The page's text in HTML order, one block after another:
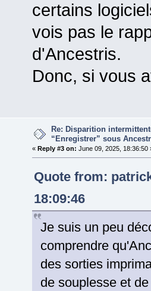
certains
vois pas le
d'Ancestris.
Donc, si vous
Re: Disparition
“Enregistrer” sous
« Reply #3 on: June 09, 2025, 18:36:50
Quote from:
18:09:46
Je suis un peu
comprendre
des sorties
de souplesse et